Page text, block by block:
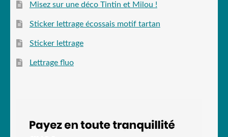
Misez sur une déco Tintin et Milou !
Sticker lettrage écossais motif tartan
Sticker lettrage
Lettrage fluo